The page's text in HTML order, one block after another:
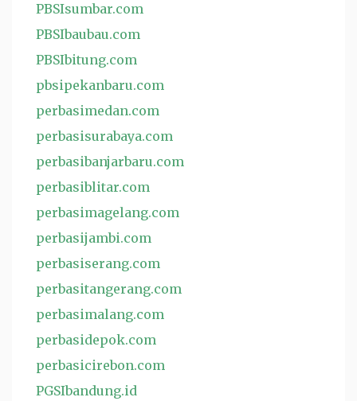
PBSIsumbar.com
PBSIbaubau.com
PBSIbitung.com
pbsipekanbaru.com
perbasimedan.com
perbasisurabaya.com
perbasibanjarbaru.com
perbasiblitar.com
perbasimagelang.com
perbasijambi.com
perbasiserang.com
perbasitangerang.com
perbasimalang.com
perbasidepok.com
perbasicirebon.com
PGSIbandung.id